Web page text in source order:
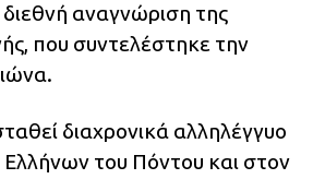
αναγνώριση της
που συντελέστηκε την
διαχρονικά αλληλέγγυο
του Πόντου και στον